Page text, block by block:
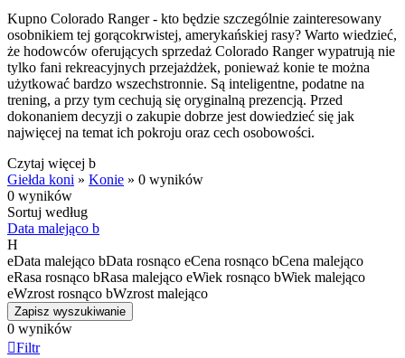
Kupno Colorado Ranger - kto będzie szczególnie zainteresowany
osobnikiem tej gorącokrwistej, amerykańskiej rasy? Warto wiedzieć,
że hodowców oferujących sprzedaż Colorado Ranger wypatrują nie
tylko fani rekreacyjnych przejażdżek, ponieważ konie te można
użytkować bardzo wszechstronnie. Są inteligentne, podatne na
trening, a przy tym cechują się oryginalną prezencją. Przed
dokonaniem decyzji o zakupie dobrze jest dowiedzieć się jak
najwięcej na temat ich pokroju oraz cech osobowości.
Czytaj więcej b
Giełda koni » Konie » 0 wyników
0 wyników
Sortuj według
Data malejąco b
H
eData malejąco bData rosnąco eCena rosnąco bCena malejąco
eRasa rosnąco bRasa malejąco eWiek rosnąco bWiek malejąco
eWzrost rosnąco bWzrost malejąco
Zapisz wyszukiwanie
0 wyników
Filtr